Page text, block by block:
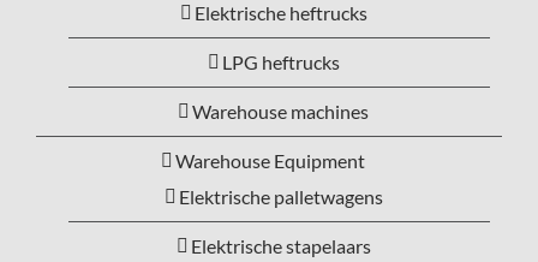
Elektrische heftrucks
LPG heftrucks
Warehouse machines
Warehouse Equipment
Elektrische palletwagens
Elektrische stapelaars